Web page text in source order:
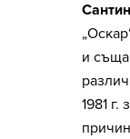
и съща
1981 г.